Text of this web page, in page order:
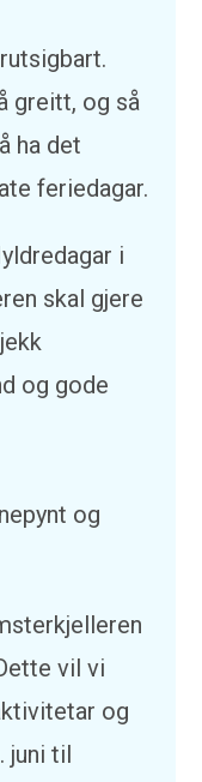
greitt, og så
ha det
feriedagar.
i
skal gjere
og gode
og
vil vi
og
juni til